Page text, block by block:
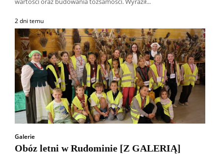
2 dni temu
Galerie
Obóz letni w Rudominie [Z GALERIĄ]